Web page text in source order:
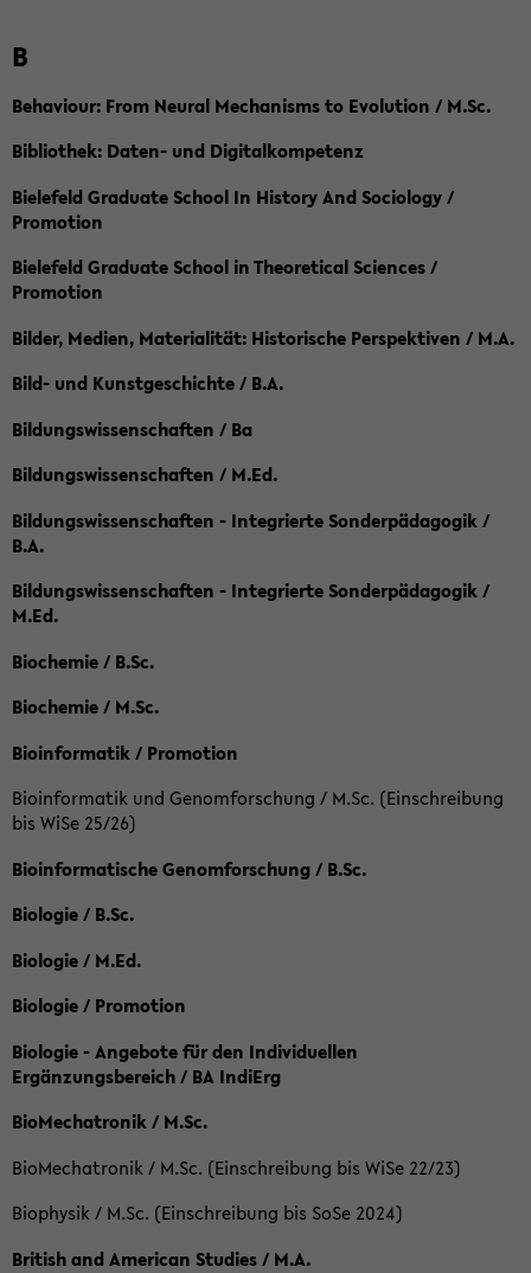
B
Behaviour: From Neural Mechanisms to Evolution / M.Sc.
Bibliothek: Daten- und Digitalkompetenz
Bielefeld Graduate School In History And Sociology /
Promotion
Bielefeld Graduate School in Theoretical Sciences /
Promotion
Bilder, Medien, Materialität: Historische Perspektiven / M.A.
Bild- und Kunstgeschichte / B.A.
Bildungswissenschaften / Ba
Bildungswissenschaften / M.Ed.
Bildungswissenschaften - Integrierte Sonderpädagogik /
B.A.
Bildungswissenschaften - Integrierte Sonderpädagogik /
M.Ed.
Biochemie / B.Sc.
Biochemie / M.Sc.
Bioinformatik / Promotion
Bioinformatik und Genomforschung / M.Sc. (Einschreibung
bis WiSe 25/26)
Bioinformatische Genomforschung / B.Sc.
Biologie / B.Sc.
Biologie / M.Ed.
Biologie / Promotion
Biologie - Angebote für den Individuellen
Ergänzungsbereich / BA IndiErg
BioMechatronik / M.Sc.
BioMechatronik / M.Sc. (Einschreibung bis WiSe 22/23)
Biophysik / M.Sc. (Einschreibung bis SoSe 2024)
British and American Studies / M.A.